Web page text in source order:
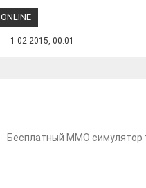
ONLINE
1-02-2015, 00:01
Бесплатный MMO cимулятор